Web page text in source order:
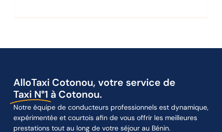
AlloTaxi Cotonou, votre service de
Taxi N°1 à Cotonou.
Notre équipe de conducteurs professionnels est dynamique,
expérimentée et courtois afin de vous offrir les meilleures
prestations tout au long de votre séjour au Bénin.